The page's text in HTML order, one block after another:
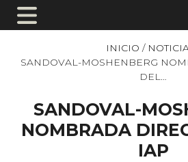
INICIO /
SANDOVAL-MOSHENBERG
DEL…
SANDOVAL-
NOMBRADA
IAP